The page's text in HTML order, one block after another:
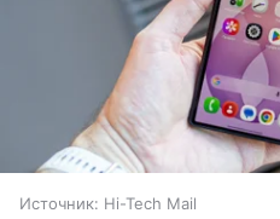
Источник: Hi-Tech Mail